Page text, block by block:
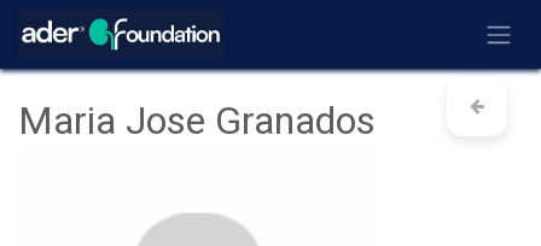
Ir al contenido
Maria Jose Granados